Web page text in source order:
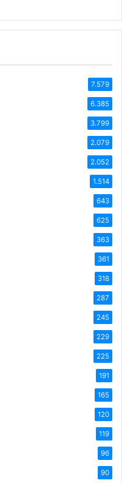
7.579
6.385
3.799
2.079
2.052
1.514
643
625
363
361
318
287
245
229
225
191
165
120
119
96
90